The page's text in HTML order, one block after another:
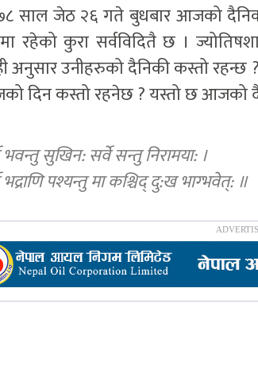
साल जेठ २६ गते बुधबार आजको
रहेको कुरा सर्वविदितै छ ।
अनुसार उनीहरुको दैनिकी कस्तो रहन्छ
दिन कस्तो रहनेछ ? यस्तो छ आजको
भवन्तु सुखिन: सर्वे सन्तु निरामया: ।
भद्राणि पश्यन्तु मा कश्चिद् दु:ख भाग्भवेत्: ॥